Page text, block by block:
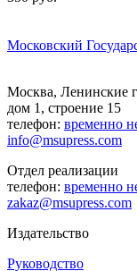
Московский
Москва, Ленинские
дом 1, строение 15
телефон: временно
info@msupress.com
Отдел реализации
телефон: временно
zakaz@msupress.com
Издательство
Руководство